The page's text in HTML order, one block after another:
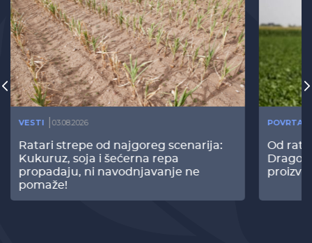
VESTI 03.08.2026
Ratari strepe od najgoreg scenarija:
Kukuruz, soja i šećerna repa
propadaju, ni navodnjavanje ne
pomaže!
Od